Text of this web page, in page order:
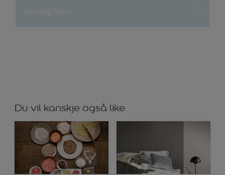
Du vil kanskje også like